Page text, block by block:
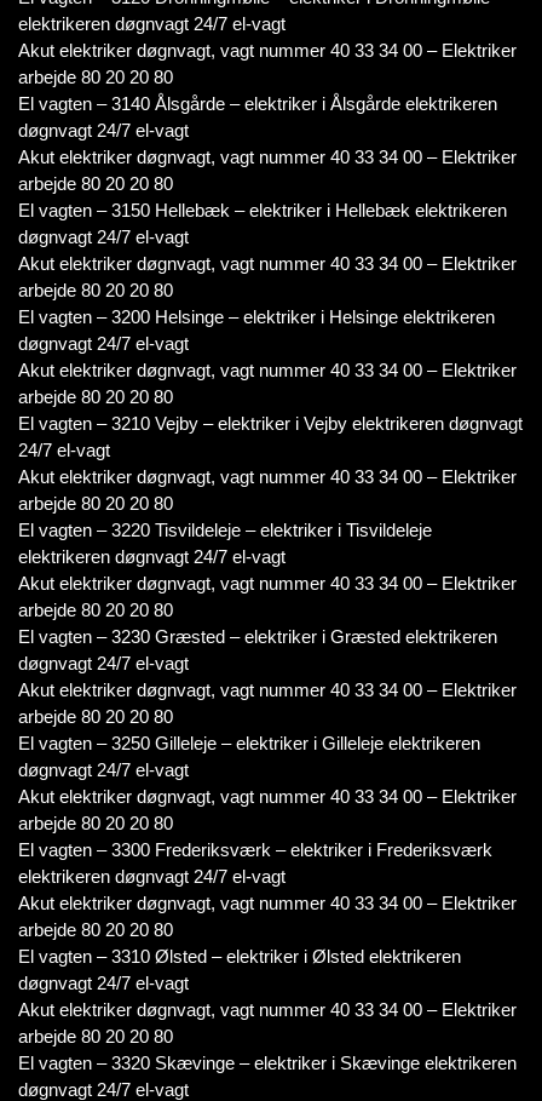
elektrikeren døgnvagt 24/7 el-vagt
Akut elektriker døgnvagt, vagt nummer 40 33 34 00 – Elektriker
arbejde 80 20 20 80
El vagten – 3140 Ålsgårde – elektriker i Ålsgårde elektrikeren
døgnvagt 24/7 el-vagt
Akut elektriker døgnvagt, vagt nummer 40 33 34 00 – Elektriker
arbejde 80 20 20 80
El vagten – 3150 Hellebæk – elektriker i Hellebæk elektrikeren
døgnvagt 24/7 el-vagt
Akut elektriker døgnvagt, vagt nummer 40 33 34 00 – Elektriker
arbejde 80 20 20 80
El vagten – 3200 Helsinge – elektriker i Helsinge elektrikeren
døgnvagt 24/7 el-vagt
Akut elektriker døgnvagt, vagt nummer 40 33 34 00 – Elektriker
arbejde 80 20 20 80
El vagten – 3210 Vejby – elektriker i Vejby elektrikeren døgnvagt
24/7 el-vagt
Akut elektriker døgnvagt, vagt nummer 40 33 34 00 – Elektriker
arbejde 80 20 20 80
El vagten – 3220 Tisvildeleje – elektriker i Tisvildeleje
elektrikeren døgnvagt 24/7 el-vagt
Akut elektriker døgnvagt, vagt nummer 40 33 34 00 – Elektriker
arbejde 80 20 20 80
El vagten – 3230 Græsted – elektriker i Græsted elektrikeren
døgnvagt 24/7 el-vagt
Akut elektriker døgnvagt, vagt nummer 40 33 34 00 – Elektriker
arbejde 80 20 20 80
El vagten – 3250 Gilleleje – elektriker i Gilleleje elektrikeren
døgnvagt 24/7 el-vagt
Akut elektriker døgnvagt, vagt nummer 40 33 34 00 – Elektriker
arbejde 80 20 20 80
El vagten – 3300 Frederiksværk – elektriker i Frederiksværk
elektrikeren døgnvagt 24/7 el-vagt
Akut elektriker døgnvagt, vagt nummer 40 33 34 00 – Elektriker
arbejde 80 20 20 80
El vagten – 3310 Ølsted – elektriker i Ølsted elektrikeren
døgnvagt 24/7 el-vagt
Akut elektriker døgnvagt, vagt nummer 40 33 34 00 – Elektriker
arbejde 80 20 20 80
El vagten – 3320 Skævinge – elektriker i Skævinge elektrikeren
døgnvagt 24/7 el-vagt